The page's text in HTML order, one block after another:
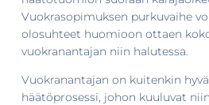
Vuokrasopimuksen purkuvaihe
olosuhteet huomioon ottaen
vuokranantajan niin halutessa.
Vuokranantajan on kuitenkin
häätöprosessi, johon kuuluvat